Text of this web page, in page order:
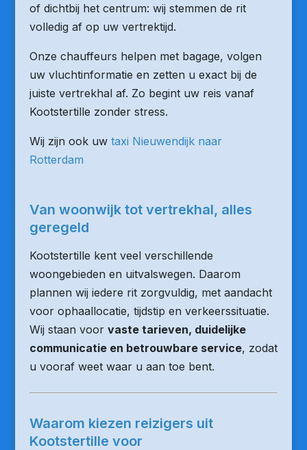
of dichtbij het centrum: wij stemmen de rit
volledig af op uw vertrektijd.
Onze chauffeurs helpen met bagage, volgen
uw vluchtinformatie en zetten u exact bij de
juiste vertrekhal af. Zo begint uw reis vanaf
Kootstertille zonder stress.
Wij zijn ook uw taxi Nieuwendijk naar
Rotterdam
Van woonwijk tot vertrekhal, alles
geregeld
Kootstertille kent veel verschillende
woongebieden en uitvalswegen. Daarom
plannen wij iedere rit zorgvuldig, met aandacht
voor ophaallocatie, tijdstip en verkeerssituatie.
Wij staan voor vaste tarieven, duidelijke
communicatie en betrouwbare service, zodat
u vooraf weet waar u aan toe bent.
Waarom kiezen reizigers uit
Kootstertille voor